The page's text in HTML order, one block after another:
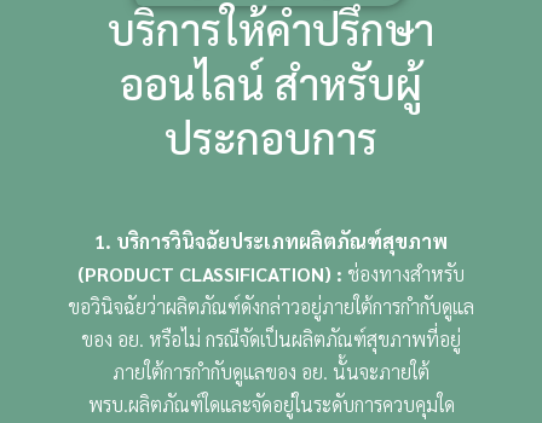
บริการให้คำปรึกษา
ออนไลน์ สำหรับผู้
ประกอบการ
1. บริการวินิจฉัยประเภทผลิตภัณฑ์สุขภาพ
(PRODUCT CLASSIFICATION) : ช่องทางสำหรับ
ขอวินิจฉัยว่าผลิตภัณฑ์ดังกล่าวอยู่ภายใต้การกำกับดูแล
ของ อย. หรือไม่ กรณีจัดเป็นผลิตภัณฑ์สุขภาพที่อยู่
ภายใต้การกำกับดูแลของ อย. นั้นจะภายใต้
พรบ.ผลิตภัณฑ์ใดและจัดอยู่ในระดับการควบคุมใด